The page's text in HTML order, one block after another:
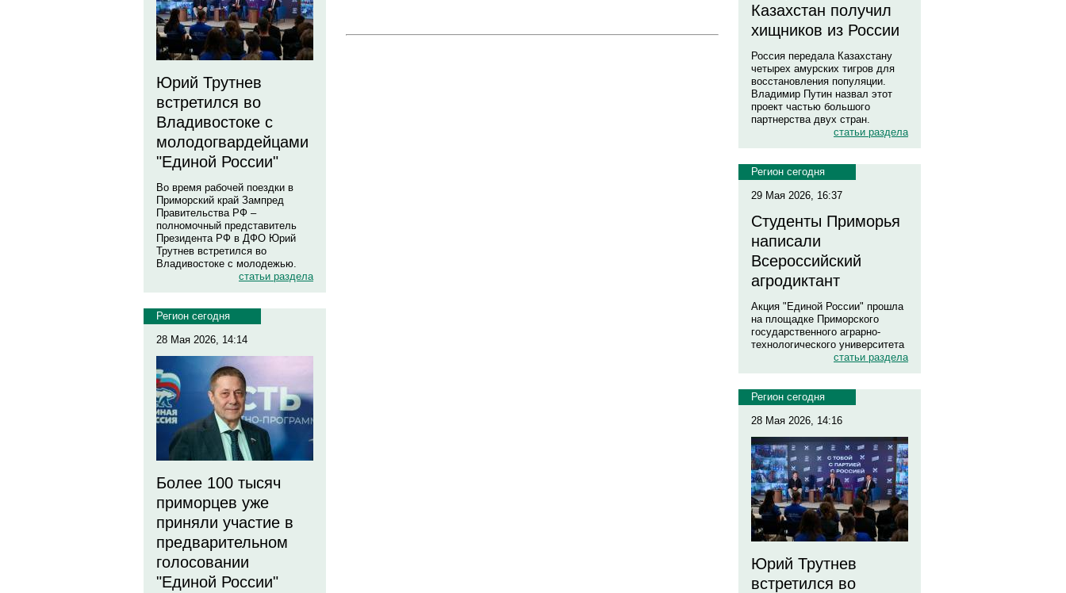
Юрий Трутнев
встретился во
Владивостоке с
молодогвардейцами
"Единой России"
Во время рабочей поездки в
Приморский край Зампред
Правительства РФ –
полномочный представитель
Президента РФ в ДФО Юрий
Трутнев встретился во
Владивостоке с молодежью.
статьи раздела
Регион сегодня
28 Мая 2026, 14:14
Более 100 тысяч
приморцев уже
приняли участие в
предварительном
голосовании
"Единой России"
Казахстан получил
хищников из России
Россия передала Казахстану
четырех амурских тигров для
восстановления популяции.
Владимир Путин назвал этот
проект частью большого
партнерства двух стран.
статьи раздела
Регион сегодня
29 Мая 2026, 16:37
Студенты Приморья
написали
Всероссийский
агродиктант
Акция "Единой России" прошла
на площадке Приморского
государственного аграрно-
технологического университета
статьи раздела
Регион сегодня
28 Мая 2026, 14:16
Юрий Трутнев
встретился во